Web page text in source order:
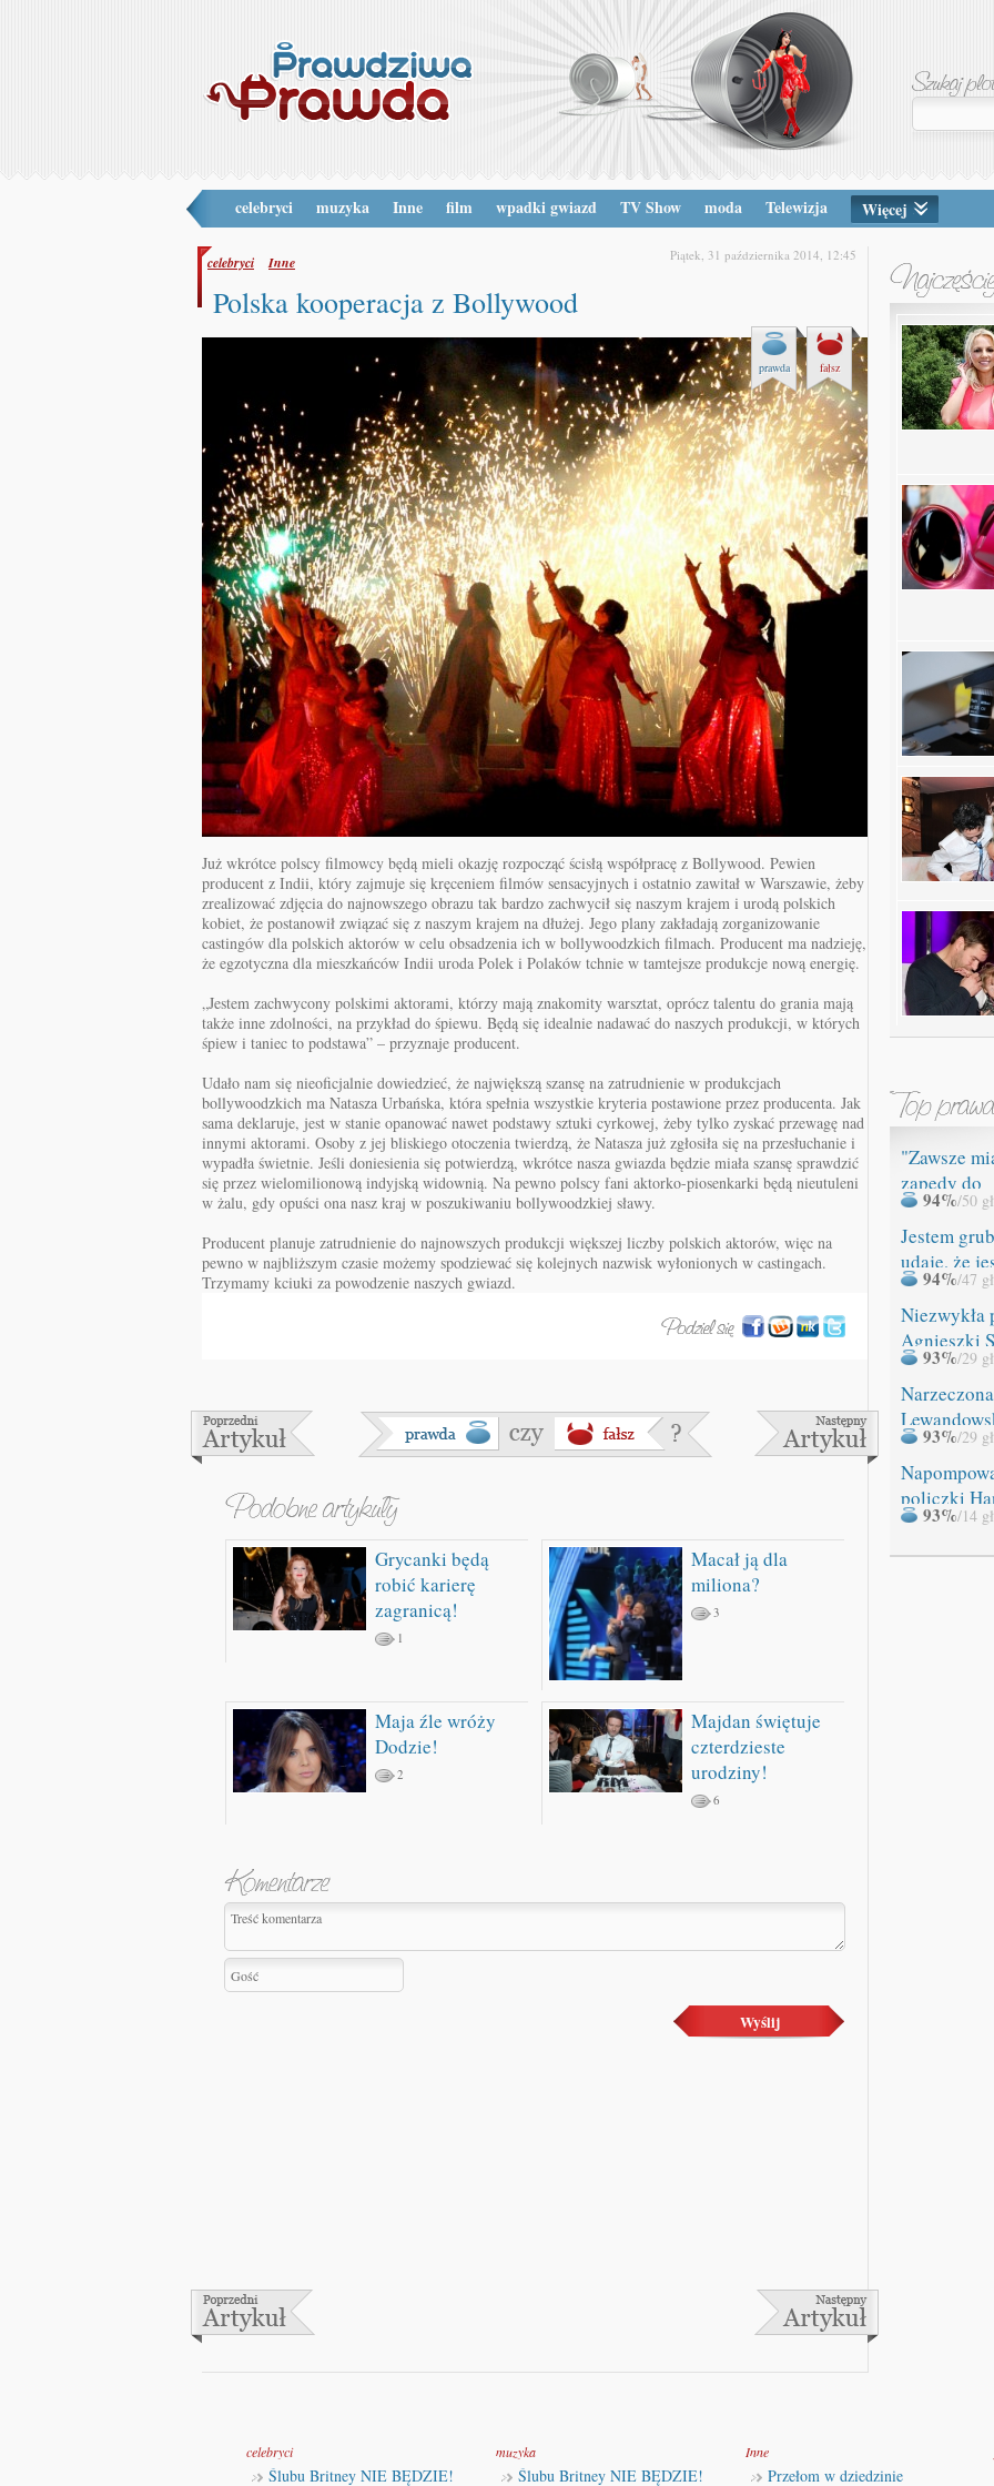
celebryci muzyka Inne film wpadki gwiazd TV Show moda Telewizja Więcej
celebryci Inne Piątek, 31 października 2014, 12:45
Polska kooperacja z Bollywood
prawda fałsz
Już wkrótce polscy filmowcy będą mieli okazję rozpocząć ścisłą współpracę z Bollywood. Pewien
producent z Indii, który zajmuje się kręceniem filmów sensacyjnych i ostatnio zawitał w Warszawie, żeby
zrealizować zdjęcia do najnowszego obrazu tak bardzo zachwycił się naszym krajem i urodą polskich
kobiet, że postanowił związać się z naszym krajem na dłużej. Jego plany zakładają zorganizowanie
castingów dla polskich aktorów w celu obsadzenia ich w bollywoodzkich filmach. Producent ma nadzieję,
że egzotyczna dla mieszkańców Indii uroda Polek i Polaków tchnie w tamtejsze produkcje nową energię.
„Jestem zachwycony polskimi aktorami, którzy mają znakomity warsztat, oprócz talentu do grania mają
także inne zdolności, na przykład do śpiewu. Będą się idealnie nadawać do naszych produkcji, w których
śpiew i taniec to podstawa” – przyznaje producent.
Udało nam się nieoficjalnie dowiedzieć, że największą szansę na zatrudnienie w produkcjach
bollywoodzkich ma Natasza Urbańska, która spełnia wszystkie kryteria postawione przez producenta. Jak
sama deklaruje, jest w stanie opanować nawet podstawy sztuki cyrkowej, żeby tylko zyskać przewagę nad
innymi aktorami. Osoby z jej bliskiego otoczenia twierdzą, że Natasza już zgłosiła się na przesłuchanie i
wypadła świetnie. Jeśli doniesienia się potwierdzą, wkrótce nasza gwiazda będzie miała szansę sprawdzić
się przez wielomilionową indyjską widownią. Na pewno polscy fani aktorko-piosenkarki będą nieutuleni
w żalu, gdy opuści ona nasz kraj w poszukiwaniu bollywoodzkiej sławy.
Producent planuje zatrudnienie do najnowszych produkcji większej liczby polskich aktorów, więc na
pewno w najbliższym czasie możemy spodziewać się kolejnych nazwisk wyłonionych w castingach.
Trzymamy kciuki za powodzenie naszych gwiazd.
Grycanki będą
robić karierę
zagranicą!
1
Macał ją dla
miliona?
3
Maja źle wróży
Dodzie!
2
Majdan świętuje
czterdzieste
urodziny!
6
"Zawsze
zapędy do
94%/50
Jestem
udaję, że
94%/47
Niezwykła
Agnieszki
93%/29
Narzeczona
miała
93%/29
policzki
93%/14
celebryci
Ślubu Britney NIE BĘDZIE!
muzyka
Ślubu Britney NIE BĘDZIE!
Inne
Przełom w dziedzinie